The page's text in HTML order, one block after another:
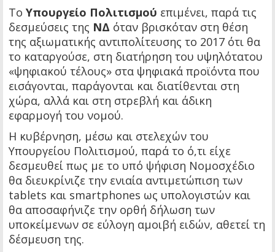
Το Υπουργείο Πολιτισμού επιμένει, παρά τις
δεσμεύσεις της ΝΔ όταν βρισκόταν στη θέση
της αξιωματικής αντιπολίτευσης το 2017 ότι θα
το καταργούσε, στη διατήρηση του υψηλότατου
«ψηφιακού τέλους» στα ψηφιακά προϊόντα που
εισάγονται, παράγονται και διατίθενται στη
χώρα, αλλά και στη στρεβλή και άδικη
εφαρμογή του νομού.
Η κυβέρνηση, μέσω και στελεχών του
Υπουργείου Πολιτισμού, παρά το ό,τι είχε
δεσμευθεί πως με το υπό ψήφιση Νομοσχέδιο
θα διευκρίνιζε την ενιαία αντιμετώπιση των
tablets και smartphones ως υπολογιστών και
θα αποσαφήνιζε την ορθή δήλωση των
υποκείμενων σε εύλογη αμοιβή ειδών, αθετεί τη
δέσμευση της.